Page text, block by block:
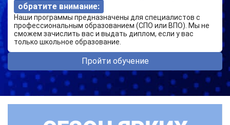
обратите внимание:
Наши программы предназначены для специалистов с
профессиональным образованием (СПО или ВПО). Мы не
сможем зачислить вас и выдать диплом, если у вас
только школьное образование.
Пройти обучение